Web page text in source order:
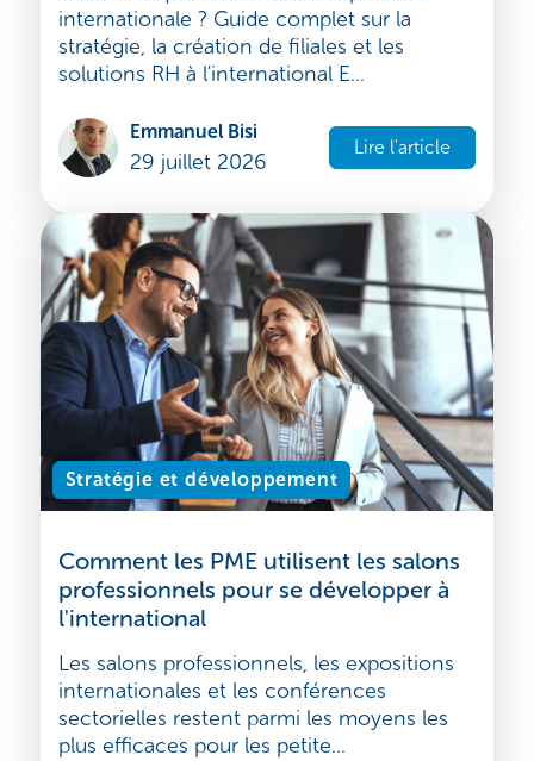
Guide complet du conseil et de la
stratégie d'expansion internationale
Qu'est-ce que le conseil en expansion
internationale ? Guide complet sur la
stratégie, la création de filiales et les
Emmanuel Bisi
29 juillet 2026
Lire l'article
Stratégie et développement
Comment les PME utilisent les salons
professionnels pour se développer à
l'international